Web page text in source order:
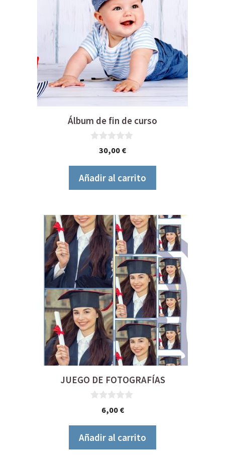
Álbum de fin de curso
30,00 €
Añadir al carrito
JUEGO DE FOTOGRAFÍAS
6,00 €
Añadir al carrito